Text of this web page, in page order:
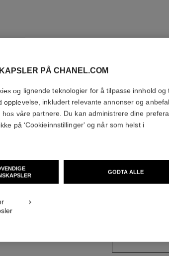
Flere detaljer
PÅ CHANEL.COM
og lignende teknologier for å tilpasse innhold og
opplevelse, inkludert relevante annonser og
hos våre partnere. Du kan administrere dine
på 'Cookieinnstillinger' og når som helst i
GODTA ALLE